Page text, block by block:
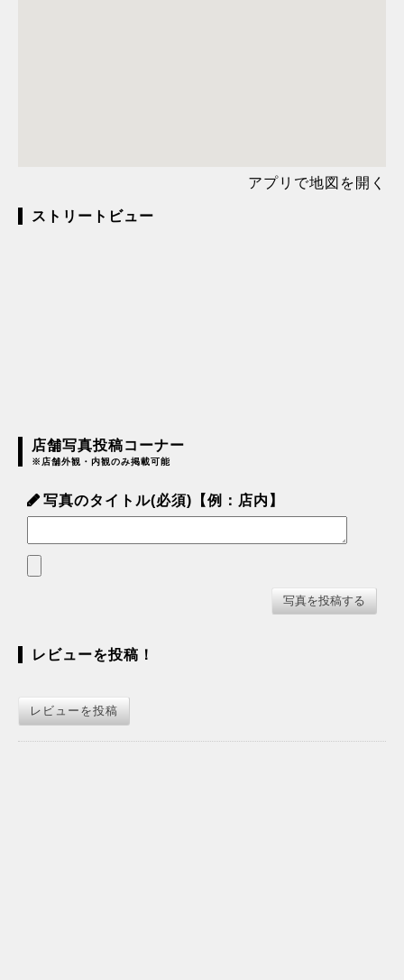
アプリで地図を開く
ストリートビュー
店舗写真投稿コーナー
※店舗外観・内観のみ掲載可能
写真のタイトル(必須)【例：店内】
レビューを投稿！
レビューを投稿